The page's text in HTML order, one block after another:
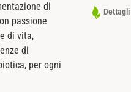
di
passione
di vita,
di
per ogni